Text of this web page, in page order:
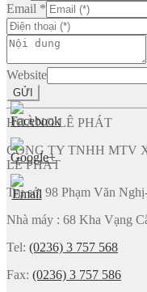
Email *
Website
GỬI
HOÀNG LÊ PHÁT
CÔNG TY TNHH MTV
LÊ PHÁT
Trụ sở: 98 Phạm Văn
Nhà máy : 68 Kha Vạng
Tel: (0236) 3 757 568
Fax: (0236) 3 757 586